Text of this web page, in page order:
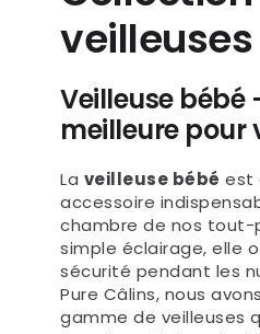
Collection
veilleuses
Veilleuse bébé
meilleure pour
Laveilleuse bébéest
accessoire
chambre de nos tout-
simple éclairage, elle
sécurité pendant les